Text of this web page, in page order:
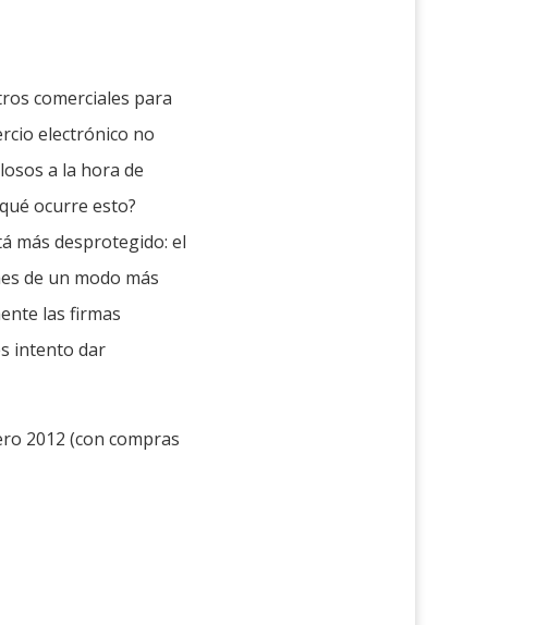
comerciales para
electrónico no
a la hora de
ocurre esto?
más desprotegido: el
de un modo más
las firmas
intento dar
2012 (con compras